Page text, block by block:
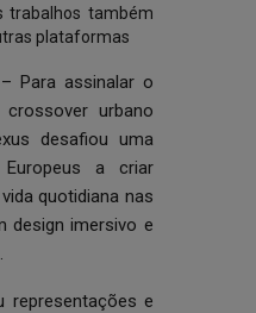
trabalhos também
plataformas
Para assinalar o
urbano
desafiou uma
a criar
quotidiana nas
design imersivo e
representações e